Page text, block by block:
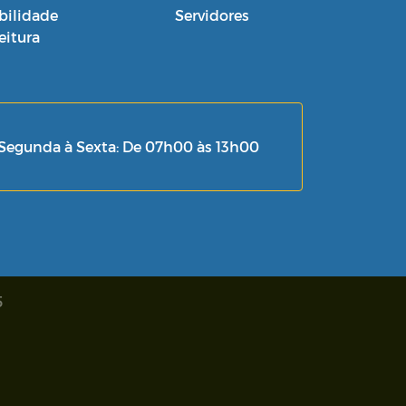
Servidores
à Sexta: De 07h00 às 13h00